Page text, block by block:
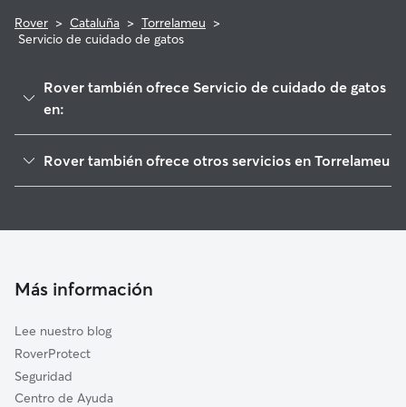
Rover > Cataluña > Torrelameu >
Servicio de cuidado de gatos
Rover también ofrece Servicio de cuidado de gatos
en:
Térmens
Albesa
La Portella
Torre-serona
Vilanova de Segrià
Rover también ofrece otros servicios en Torrelameu
Cuidado de mascota en Torrelameu
Más información
Lee nuestro blog
RoverProtect
Seguridad
Centro de Ayuda